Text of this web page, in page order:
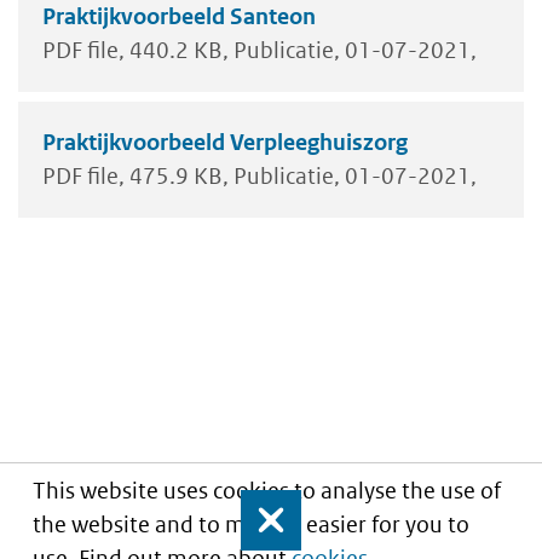
This website uses cookies to analyse the use of
the website and to make it easier for you to
Close
Praktijkvoorbeeld Santeon
PDF file 440.2 KB Publicatie 01-07-2021
Praktijkvoorbeeld Verpleeghuiszorg
PDF file 475.9 KB Publicatie 01-07-2021